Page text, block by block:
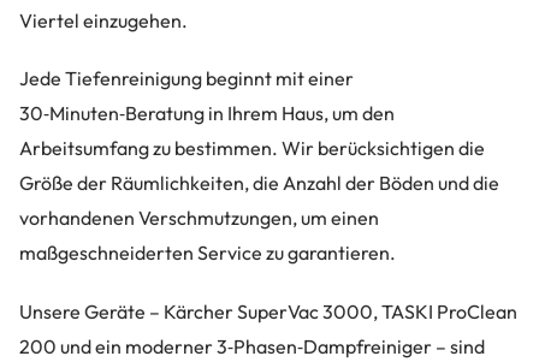
Viertel einzugehen.
Jede Tiefenreinigung beginnt mit einer
30‑Minuten‑Beratung in Ihrem Haus, um den
Arbeitsumfang zu bestimmen. Wir berücksichtigen die
Größe der Räumlichkeiten, die Anzahl der Böden und die
vorhandenen Verschmutzungen, um einen
maßgeschneiderten Service zu garantieren.
Unsere Geräte – Kärcher SuperVac 3000, TASKI ProClean
200 und ein moderner 3‑Phasen‑Dampfreiniger – sind